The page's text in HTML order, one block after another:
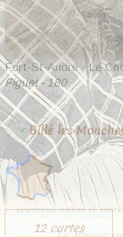
Fort-St-André - Le
Figuet - 180
12 cartes